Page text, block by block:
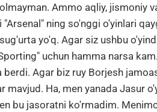
Ammo aqliy, jismoniy
"Arsenal" ning so'nggi o'yinlari
yo'q. Agar siz ushbu
uchun hamma narsa
Agar biz ruy Borjesh
mavjud. Ha, men yanada Jasur
bu jasoratni ko'rmadim.